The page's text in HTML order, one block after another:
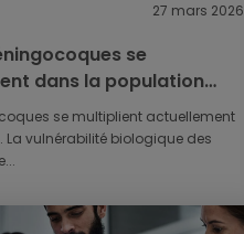
27 mars 2026
se
dans la population
se multiplient actuellement
La vulnérabilité biologique des